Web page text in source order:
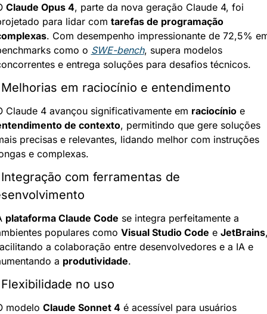
Claude Opus 4, parte da nova geração Claude 4, foi
para lidar com tarefas de programação
. Com desempenho impressionante de 72,5%
como o SWE-bench, supera modelos
e entrega soluções para desafios técnicos.
em raciocínio e entendimento
Claude 4 avançou significativamente em raciocínio
e
de contexto, permitindo que gere soluções
precisas e relevantes, lidando melhor com instruções
e complexas.
com ferramentas de
plataforma Claude Code se integra perfeitamente a
populares como Visual Studio Code e JetBrains
a colaboração entre desenvolvedores e a IA e
a produtividade.
no uso
modelo Claude Sonnet 4 é acessível para usuários